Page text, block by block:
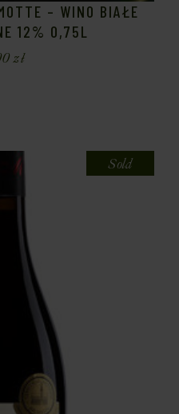
– WINO BIAŁE
12% 0,75L
zł
Sold